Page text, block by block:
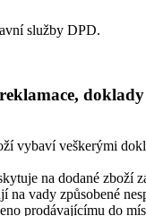
služby DPD.
doklady
vybaví veškerými
na dodané zboží
na vady způsobené
prodávajícímu do